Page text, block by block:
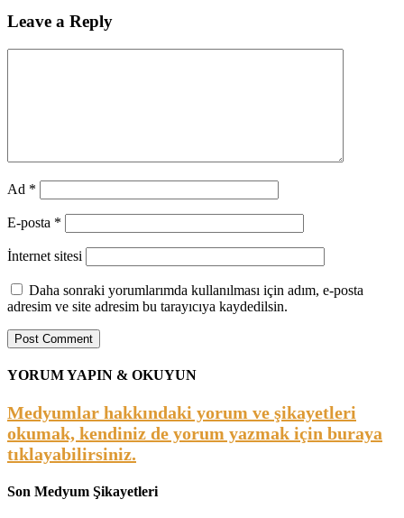
Leave a Reply
Ad *
E-posta *
İnternet sitesi
Daha sonraki yorumlarımda kullanılması için adım, e-posta
adresim ve site adresim bu tarayıcıya kaydedilsin.
YORUM YAPIN & OKUYUN
Medyumlar hakkındaki yorum ve şikayetleri
okumak, kendiniz de yorum yazmak için buraya
tıklayabilirsiniz.
Son Medyum Şikayetleri